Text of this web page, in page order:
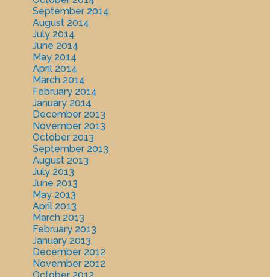
September 2014
August 2014
July 2014
June 2014
May 2014
April 2014
March 2014
February 2014
January 2014
December 2013
November 2013
October 2013
September 2013
August 2013
July 2013
June 2013
May 2013
April 2013
March 2013
February 2013
January 2013
December 2012
November 2012